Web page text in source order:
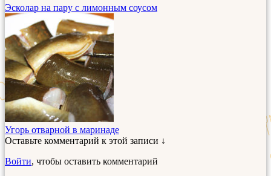
Эсколар на пару с лимонным соусом
Угорь отварной в маринаде
Оставьте комментарий к этой записи ↓
Войти, чтобы оставить комментарий